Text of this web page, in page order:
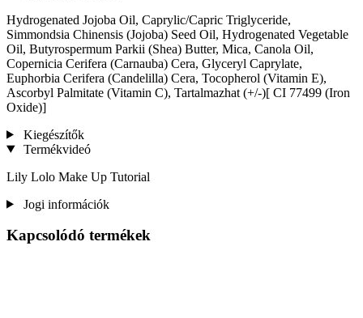
Hydrogenated Jojoba Oil, Caprylic/Capric Triglyceride,
Simmondsia Chinensis (Jojoba) Seed Oil, Hydrogenated Vegetable
Oil, Butyrospermum Parkii (Shea) Butter, Mica, Canola Oil,
Copernicia Cerifera (Carnauba) Cera, Glyceryl Caprylate,
Euphorbia Cerifera (Candelilla) Cera, Tocopherol (Vitamin E),
Ascorbyl Palmitate (Vitamin C), Tartalmazhat (+/-)[ CI 77499 (Iron
Oxide)]
Kiegészítők
Termékvideó
Lily Lolo Make Up Tutorial
Jogi információk
Kapcsolódó termékek